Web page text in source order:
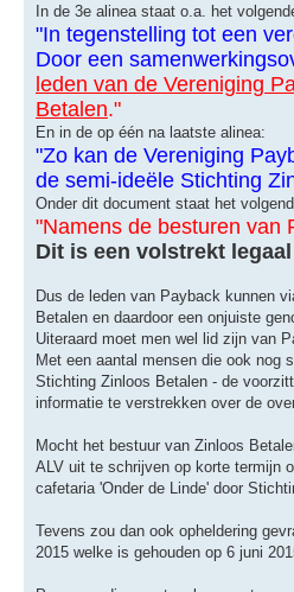
In de 3e alinea staat o.a. het
"In tegenstelling tot een
Door een
leden van de Vereniging
Betalen."
En in de op één na laatste alinea:
"Zo kan de Vereniging
de semi-ideële Stichting
Onder dit document staat het
"Namens de besturen van
Dit is een volstrekt
Dus de leden van Payback kunnen
Betalen en daardoor een onjuiste
Uiteraard moet men wel lid zijn van
Met een aantal mensen die ook nog
Stichting Zinloos Betalen - de
informatie te verstrekken over de
Mocht het bestuur van Zinloos
ALV uit te schrijven op korte termijn
cafetaria 'Onder de Linde' door
Tevens zou dan ook opheldering
2015 welke is gehouden op 6 juni